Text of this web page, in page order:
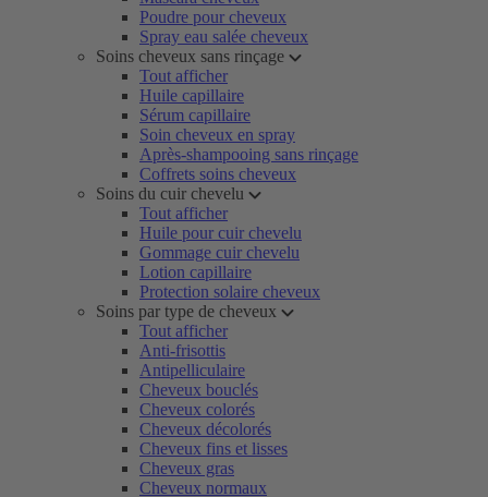
Poudre pour cheveux
Spray eau salée cheveux
Soins cheveux sans rinçage
Tout afficher
Huile capillaire
Sérum capillaire
Soin cheveux en spray
Après-shampooing sans rinçage
Coffrets soins cheveux
Soins du cuir chevelu
Tout afficher
Huile pour cuir chevelu
Gommage cuir chevelu
Lotion capillaire
Protection solaire cheveux
Soins par type de cheveux
Tout afficher
Anti-frisottis
Antipelliculaire
Cheveux bouclés
Cheveux colorés
Cheveux décolorés
Cheveux fins et lisses
Cheveux gras
Cheveux normaux